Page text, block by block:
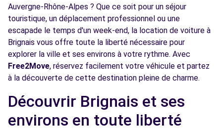
RUE DU PRE MAGNE
BRINDAS, 69126
Voir l'agence
Free2move Rent - MS AUTOMOBILES -
OULLINS (P)
6.8
km
45-57 AV JEAN JAURES
OULLINS, 69600
Voir l'agence
Auvergne-Rhône-Alpes ? Que ce soit pour un séjour
touristique, un déplacement professionnel ou une
escapade le temps d'un week-end, la location de voiture à
Brignais vous offre toute la liberté nécessaire pour
explorer la ville et ses environs à votre rythme. Avec
Free2Move, réservez facilement votre véhicule et partez
à la découverte de cette destination pleine de charme.
Découvrir Brignais et ses
environs en toute liberté